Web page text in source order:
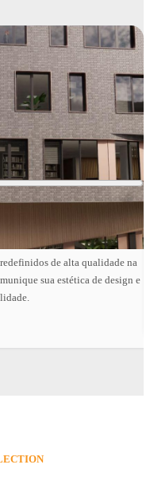
de alta qualidade na
sua estética de design e